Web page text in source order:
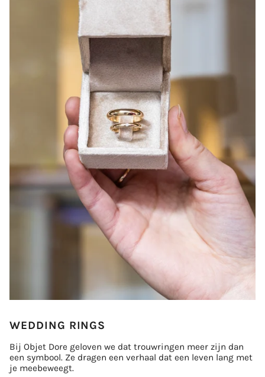
WEDDING RINGS
Bij Objet Dore geloven we dat trouwringen meer zijn dan
een symbool. Ze dragen een verhaal dat een leven lang met
je meebeweegt.